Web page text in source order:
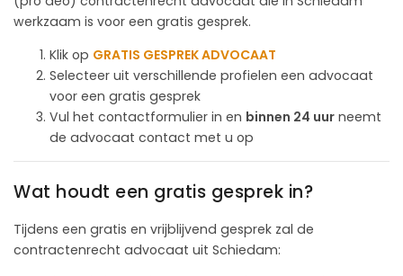
werkzaam is voor een gratis gesprek.
Klik op GRATIS GESPREK ADVOCAAT
Selecteer uit verschillende profielen een advocaat
voor een gratis gesprek
Vul het contactformulier in en binnen 24 uur neemt
de advocaat contact met u op
Wat houdt een gratis gesprek in?
Tijdens een gratis en vrijblijvend gesprek zal de
contractenrecht advocaat uit Schiedam: